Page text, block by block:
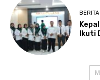
BERITA
Ikuti